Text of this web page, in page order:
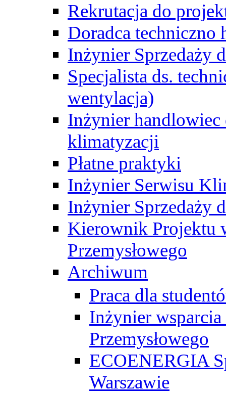
Rekrutacja do
Doradca techniczno
Inżynier Sprzedaży
Specjalista ds.
wentylacja)
Inżynier handlowiec
klimatyzacji
Płatne praktyki
Inżynier Serwisu
Inżynier Sprzedaży
Kierownik Projektu
Przemysłowego
Archiwum
Praca dla
Inżynier wsparcia
Przemysłowego
ECOENERGIA
Warszawie